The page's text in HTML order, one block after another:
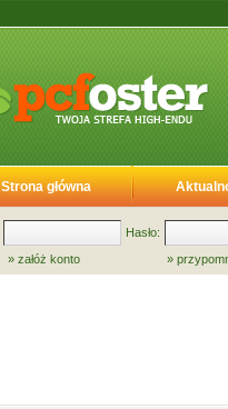
Strona główna
Hasło:
» załóż konto »